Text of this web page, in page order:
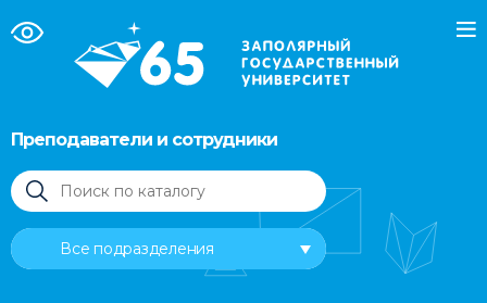
Преподаватели и сотрудники
Все подразделения